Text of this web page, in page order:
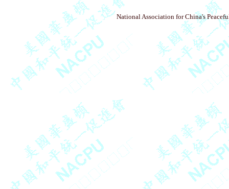
National Association for China's